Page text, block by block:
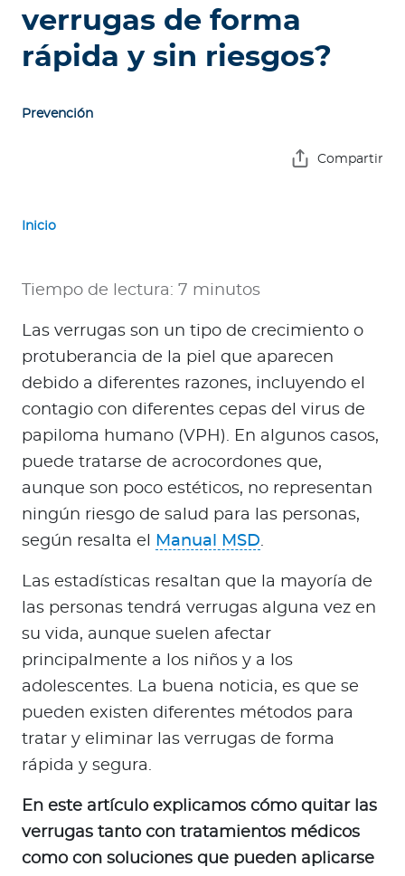
A
d
Ingresar a Mi Bupa
verrugas de forma
rápida y sin riesgos?
Prevención
Compartir
Inicio
Tiempo de lectura: 7 minutos
Las verrugas son un tipo de crecimiento o
protuberancia de la piel que aparecen
debido a diferentes razones, incluyendo el
contagio con diferentes cepas del virus de
papiloma humano (VPH). En algunos casos,
puede tratarse de acrocordones que,
aunque son poco estéticos, no representan
ningún riesgo de salud para las personas,
según resalta el
Manual MSD.
Las estadísticas resaltan que la mayoría de
las personas tendrá verrugas alguna vez en
su vida, aunque suelen afectar
principalmente a los niños y a los
adolescentes. La buena noticia, es que se
pueden existen diferentes métodos para
tratar y eliminar las verrugas de forma
rápida y segura.
En este artículo explicamos cómo quitar las
verrugas tanto con tratamientos médicos
como con soluciones que pueden aplicarse